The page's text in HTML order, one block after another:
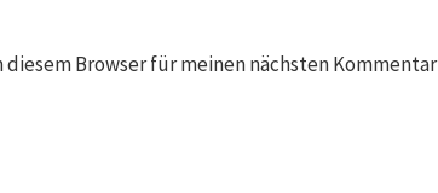
Browser für meinen nächsten Kommentar